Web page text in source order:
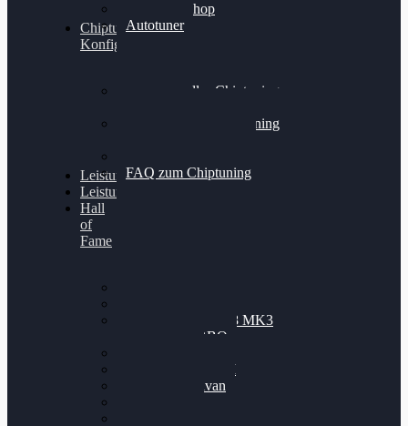
Alientech Shop
Autotuner
Chiptuning
Konfigurator
Professionelles Chiptuning
Professionelles Chiptuning
FAQ zum Chiptuning
Leistungsmessung
Leistungsprüfstand
Hall
of
Fame
Nissan GT-R35 3.8 MK3
V6 TWINTURBO
VW Passat 2.0TDI
VW T6 Multivan